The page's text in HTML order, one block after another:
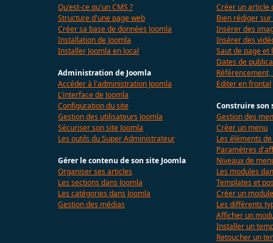
Qu'est-ce qu'un CMS ?
Structure d'une page web
Créer sa base de données Joomla
Installation de Joomla
Installer Joomla en local
Administration de Joomla
Accéder à l'administration Joomla
L'interface de Joomla
Configuration du site
Gestion des utilisateurs Joomla
Sécuriser son site Joomla
Les outils du Super Administrateur
Gérer le contenu de son site Joomla
Organiser ses articles
Les sections dans Joomla
Les catégories dans Joomla
Gestion des médias
Créer un article
Bien rédiger
Insérer des
Insérer des
Saut de page et
Dates de
Référencement,
Editer en frontal
Construire son
Gestion des
Créer un menu
Les éléments
Paramètres
Niveaux de
Les modules
Templates et
Créer un module
Les différents
Afficher un
Installer un
Retoucher un